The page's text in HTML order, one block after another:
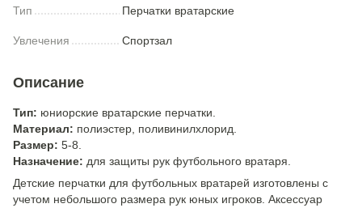
Тип Перчатки вратарские
Увлечения Спортзал
Описание
Тип: юниорские вратарские перчатки.
Материал: полиэстер, поливинилхлорид.
Размер: 5-8.
Назначение: для защиты рук футбольного вратаря.
Детские перчатки для футбольных вратарей изготовлены с
учетом небольшого размера рук юных игроков. Аксессуар